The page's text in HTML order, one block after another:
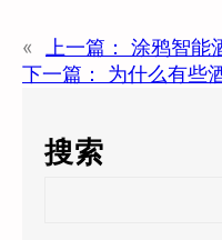
« 上一篇：
涂鸦智能
下一篇：
为什么有些
搜索